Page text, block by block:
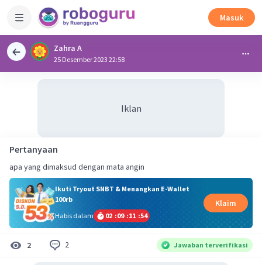
Masuk
Zahra A
25 Desember 2023 22:58
Iklan
Pertanyaan
apa yang dimaksud dengan mata angin
Ikuti Tryout SNBT & Menangkan E-Wallet
100rb
Habis dalam
02 :09 :11 :53
Klaim
2 2 Jawaban terverifikasi